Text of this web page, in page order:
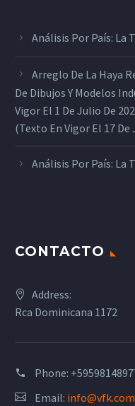
Análisis Por País: La
Arreglo De La Haya
De Dibujos Y Modelos
Vigor El 1 De Julio De
(texto En Vigor El 17 De
Análisis Por País: La
CONTACTO
Address:
Rca Dominicana 1172
Phone:
Email: